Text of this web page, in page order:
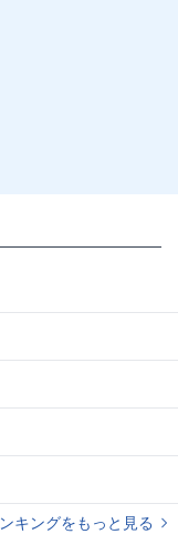
キングをもっと見る